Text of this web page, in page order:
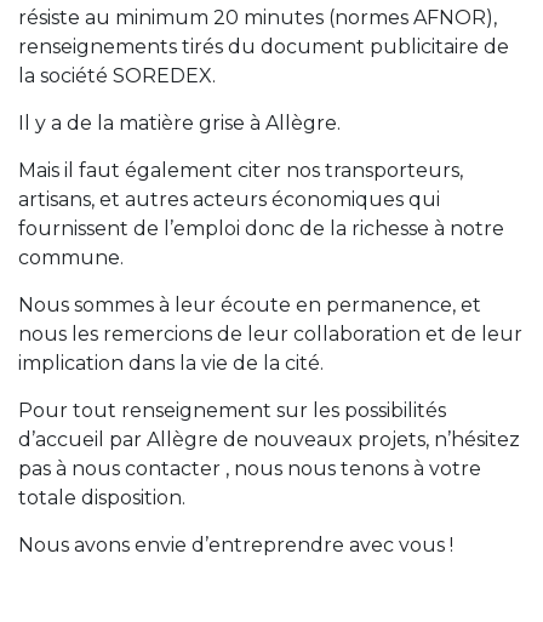
résiste au minimum 20 minutes (normes AFNOR),
renseignements tirés du document publicitaire de
la société SOREDEX.
Il y a de la matière grise à Allègre.
Mais il faut également citer nos transporteurs,
artisans, et autres acteurs économiques qui
fournissent de l’emploi donc de la richesse à notre
commune.
Nous sommes à leur écoute en permanence, et
nous les remercions de leur collaboration et de leur
implication dans la vie de la cité.
Pour tout renseignement sur les possibilités
d’accueil par Allègre de nouveaux projets, n’hésitez
pas à nous contacter , nous nous tenons à votre
totale disposition.
Nous avons envie d’entreprendre avec vous !